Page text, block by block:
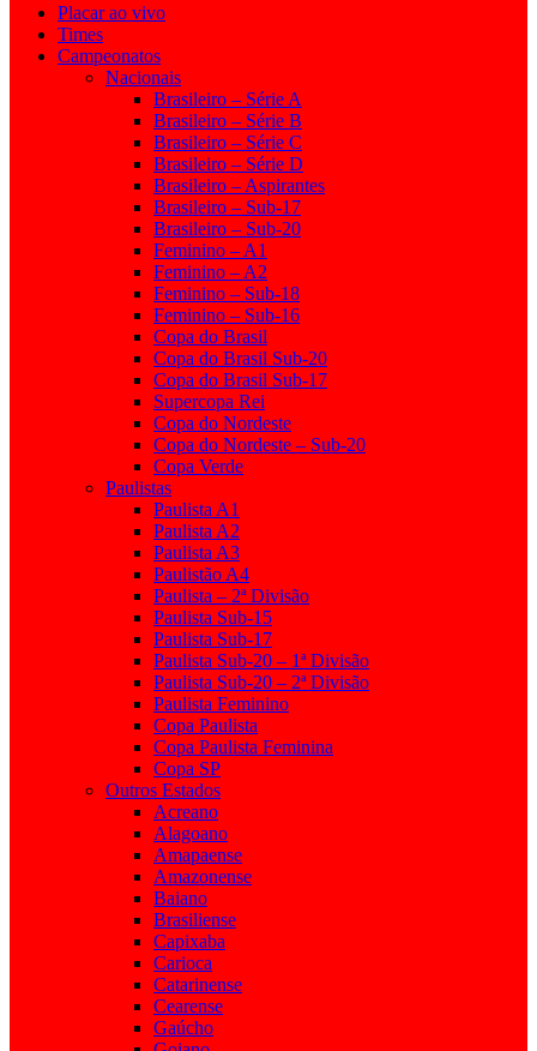
Placar ao vivo
Times
Campeonatos
Nacionais
Brasileiro – Série A
Brasileiro – Série B
Brasileiro – Série C
Brasileiro – Série D
Brasileiro – Aspirantes
Brasileiro – Sub-17
Brasileiro – Sub-20
Feminino – A1
Feminino – A2
Feminino – Sub-18
Feminino – Sub-16
Copa do Brasil
Copa do Brasil Sub-20
Copa do Brasil Sub-17
Supercopa Rei
Copa do Nordeste
Copa do Nordeste – Sub-20
Copa Verde
Paulistas
Paulista A1
Paulista A2
Paulista A3
Paulistão A4
Paulista – 2ª Divisão
Paulista Sub-15
Paulista Sub-17
Paulista Sub-20 – 1ª Divisão
Paulista Sub-20 – 2ª Divisão
Paulista Feminino
Copa Paulista
Copa Paulista Feminina
Copa SP
Outros Estados
Acreano
Alagoano
Amapaense
Amazonense
Baiano
Brasiliense
Capixaba
Carioca
Catarinense
Cearense
Gaúcho